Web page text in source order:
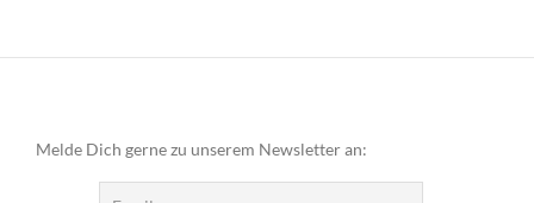
Melde Dich gerne zu unserem Newsletter an: